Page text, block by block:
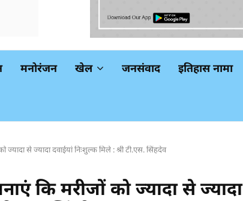
मनोरंजन खेल जनसंवाद इतिहास नामा
ज्यादा से ज्यादा दवाईयां निःशुल्क मिले : श्री टी.एस. सिंहदेव
कि मरीजों को ज्यादा से ज्यादा